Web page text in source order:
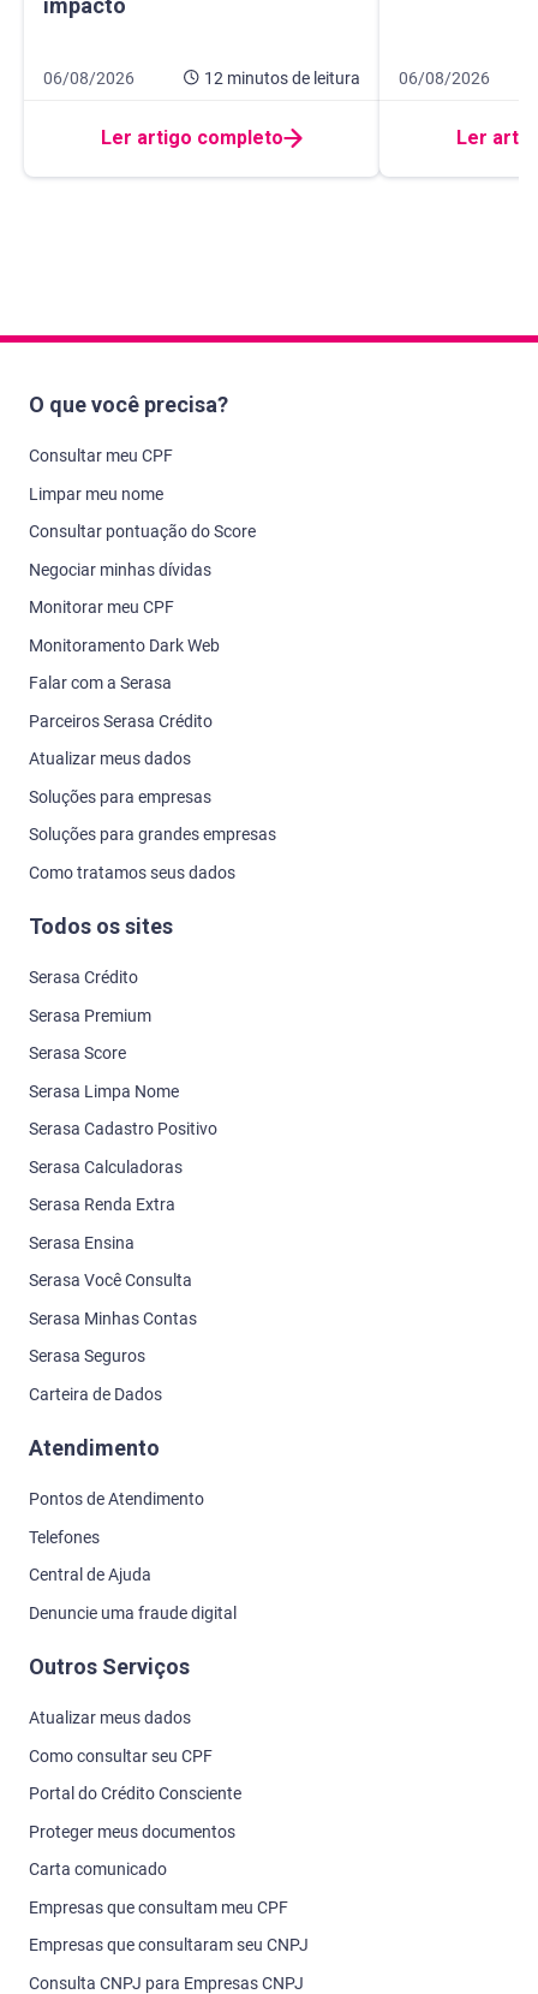
Data de publicação 6 de agosto de 2026
06/08/2026 12 minutosde leitura
12 minutos de leitura
Ler artigo completo
Data de
06/08/2026
8 minutos de
Ler
O que você precisa?
Consultar meu CPF
Limpar meu nome
Consultar pontuação do Score
Negociar minhas dívidas
Monitorar meu CPF
Monitoramento Dark Web
Falar com a Serasa
Parceiros Serasa Crédito
Atualizar meus dados
Soluções para empresas
Soluções para grandes empresas
Como tratamos seus dados
Todos os sites
Serasa Crédito
Serasa Premium
Serasa Score
Serasa Limpa Nome
Serasa Cadastro Positivo
Serasa Calculadoras
Serasa Renda Extra
Serasa Ensina
Serasa Você Consulta
Serasa Minhas Contas
Serasa Seguros
Carteira de Dados
Atendimento
Pontos de Atendimento
Telefones
Central de Ajuda
Denuncie uma fraude digital
Outros Serviços
Atualizar meus dados
Como consultar seu CPF
Portal do Crédito Consciente
Proteger meus documentos
Carta comunicado
Empresas que consultam meu CPF
Empresas que consultaram seu CNPJ
Consulta CNPJ para Empresas CNPJ